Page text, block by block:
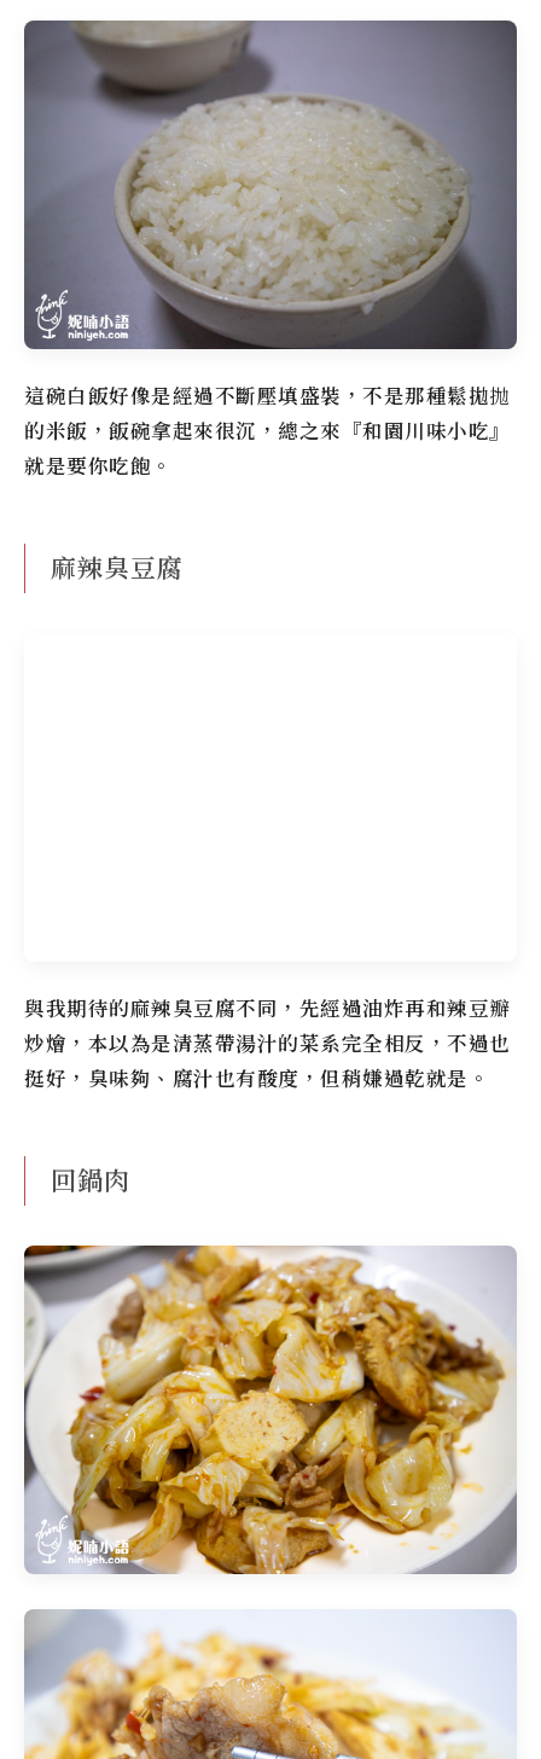
這碗白飯好像是經過不斷壓填盛裝，不是那種鬆拋抛
的米飯，飯碗拿起來很沉，總之來『和園川味小吃』
就是要你吃飽。
麻辣臭豆腐
與我期待的麻辣臭豆腐不同，先經過油炸再和辣豆瓣
炒燴，本以為是清蒸帶湯汁的菜系完全相反，不過也
挺好，臭味夠、腐汁也有酸度，但稍嫌過乾就是。
回鍋肉